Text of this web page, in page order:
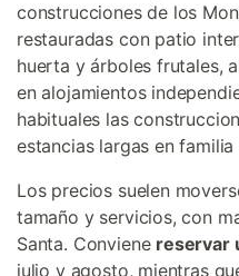
construcciones de los
restauradas con patio
huerta y árboles frutales,
en alojamientos
habituales las
estancias largas en
Los precios suelen
tamaño y servicios, con
Santa. Conviene reservar
julio y agosto, mientras